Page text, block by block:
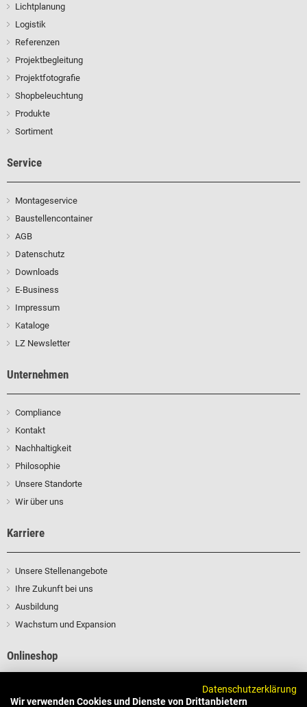
Lichtplanung
Logistik
Referenzen
Projektbegleitung
Projektfotografie
Shopbeleuchtung
Produkte
Sortiment
Service
Montageservice
Baustellencontainer
AGB
Datenschutz
Downloads
E-Business
Impressum
Kataloge
LZ Newsletter
Unternehmen
Compliance
Kontakt
Nachhaltigkeit
Philosophie
Unsere Standorte
Wir über uns
Karriere
Unsere Stellenangebote
Ihre Zukunft bei uns
Ausbildung
Wachstum und Expansion
Onlineshop
Profitieren Sie von unserem Fachwissen und unseren Branchenkontakten
Datenschutzerklärung
Wir verwenden Cookies und Dienste von Drittanbietern